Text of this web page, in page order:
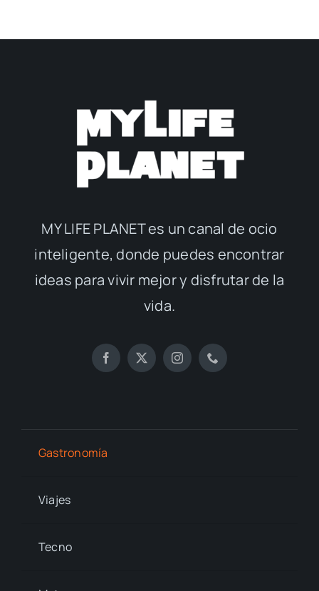
MY LIFE PLANET es un canal de ocio
inteligente, donde puedes encontrar
ideas para vivir mejor y disfrutar de la
vida.
Gastronomía
Viajes
Tecno